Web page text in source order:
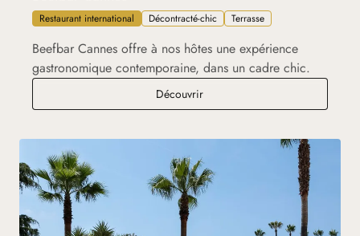
Restaurant international Décontracté-chic Terrasse
Beefbar Cannes offre à nos hôtes une expérience
gastronomique contemporaine, dans un cadre chic.
DécouvrirBeefbar Cannes